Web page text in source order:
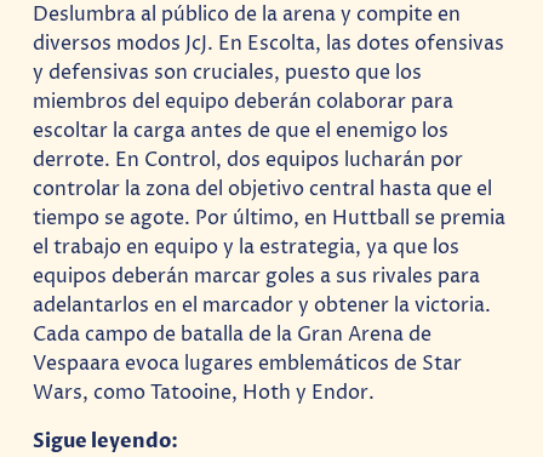
Deslumbra al público de la arena y compite en
diversos modos JcJ. En Escolta, las dotes ofensivas
y defensivas son cruciales, puesto que los
miembros del equipo deberán colaborar para
escoltar la carga antes de que el enemigo los
derrote. En Control, dos equipos lucharán por
controlar la zona del objetivo central hasta que el
tiempo se agote. Por último, en Huttball se premia
el trabajo en equipo y la estrategia, ya que los
equipos deberán marcar goles a sus rivales para
adelantarlos en el marcador y obtener la victoria.
Cada campo de batalla de la Gran Arena de
Vespaara evoca lugares emblemáticos de Star
Wars, como Tatooine, Hoth y Endor.
Sigue leyendo: